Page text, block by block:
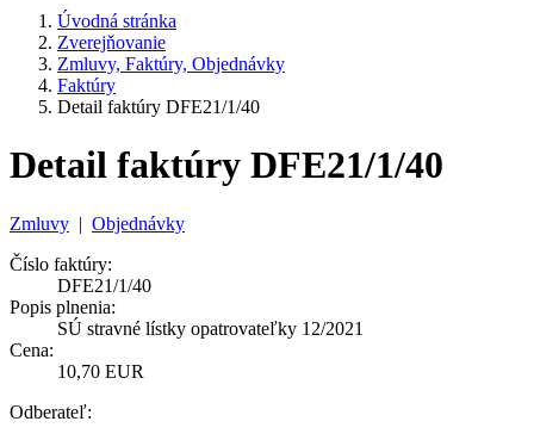
Úvodná stránka
Zverejňovanie
Zmluvy, Faktúry, Objednávky
Faktúry
Detail faktúry DFE21/1/40
Detail faktúry DFE21/1/40
Zmluvy | Objednávky
Číslo faktúry:
DFE21/1/40
Popis plnenia:
SÚ stravné lístky opatrovateľky 12/2021
Cena:
10,70 EUR
Odberateľ: